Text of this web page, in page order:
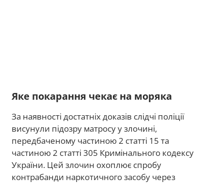
Яке покарання чекає на моряка
За наявності достатніх доказів слідчі поліції
висунули підозру матросу у злочині,
передбаченому частиною 2 статті 15 та
частиною 2 статті 305 Кримінального кодексу
України. Цей злочин охоплює спробу
контрабанди наркотичного засобу через